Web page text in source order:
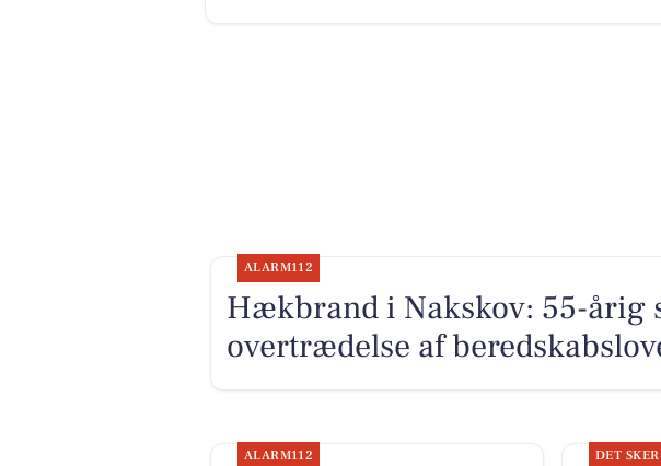
ALARM112
Hækbrand i Nakskov: 55-årig
overtrædelse af
ALARM112 DET SKER